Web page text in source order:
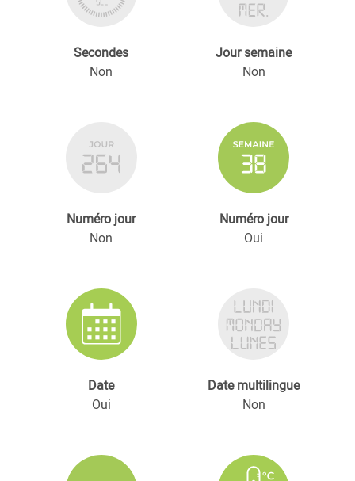
Secondes
Non
Jour semaine
Non
Numéro jour
Non
Numéro jour
Oui
Date
Oui
Date multilingue
Non